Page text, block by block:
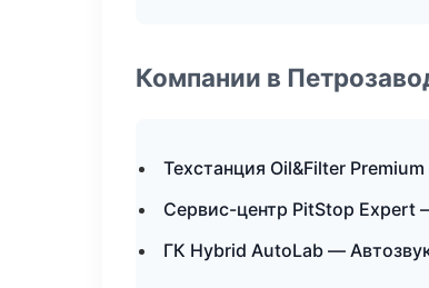
Компании в
Техстанция Oil&Filter
Сервис-центр PitStop Expert
ГК Hybrid AutoLab —